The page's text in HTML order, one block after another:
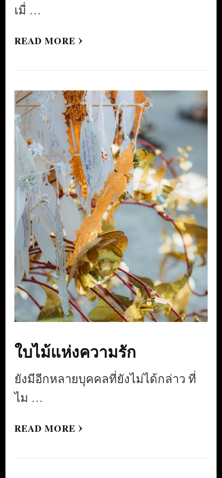
เมื่ …
READ MORE
ใบไม้แห่งความรัก
ยังมีอีกหลายบุคคลที่ยังไม่ได้กล่าว ที่
ไม …
READ MORE